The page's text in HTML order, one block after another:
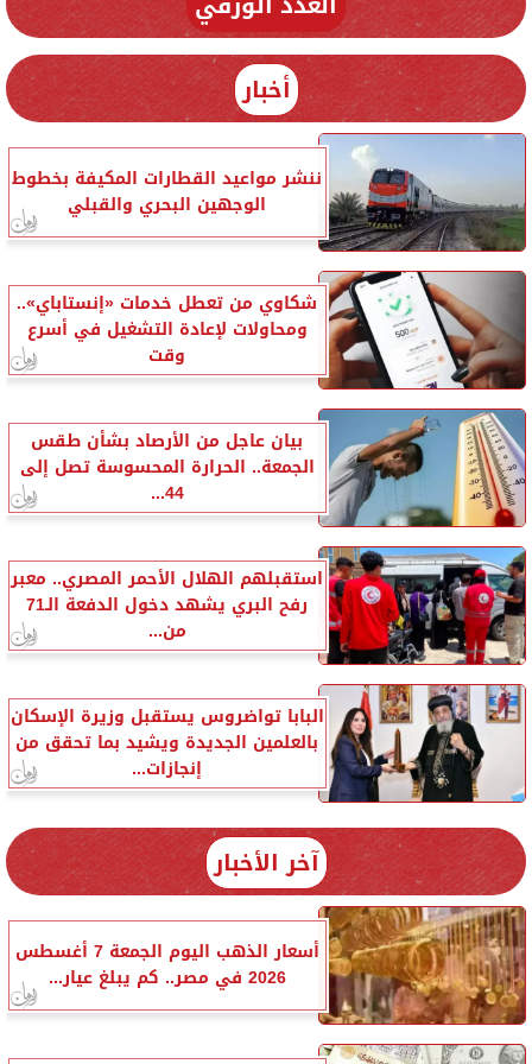
أخبار
ننشر مواعيد القطارات المكيفة بخطوط
الوجهين البحري والقبلي
شكاوي من تعطل خدمات «إنستاباي»..
ومحاولات لإعادة التشغيل في أسرع
وقت
بيان عاجل من الأرصاد بشأن طقس
الجمعة.. الحرارة المحسوسة تصل إلى
44...
استقبلهم الهلال الأحمر المصري.. معبر
رفح البري يشهد دخول الدفعة الـ71
من...
البابا تواضروس يستقبل وزيرة الإسكان
بالعلمين الجديدة ويشيد بما تحقق من
إنجازات...
آخر الأخبار
أسعار الذهب اليوم الجمعة 7 أغسطس
2026 في مصر.. كم يبلغ عيار...